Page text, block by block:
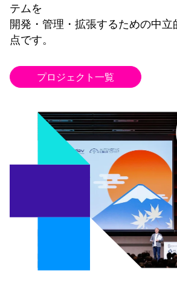
テムを
開発・管理・拡張するための中
点です。
プロジェクト一覧